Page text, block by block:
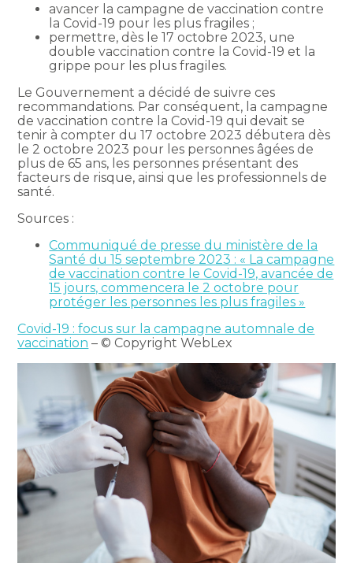
avancer la campagne de vaccination contre
la Covid-19 pour les plus fragiles ;
permettre, dès le 17 octobre 2023, une
double vaccination contre la Covid-19 et la
grippe pour les plus fragiles.
Le Gouvernement a décidé de suivre ces
recommandations. Par conséquent, la campagne
de vaccination contre la Covid-19 qui devait se
tenir à compter du 17 octobre 2023 débutera dès
le 2 octobre 2023 pour les personnes âgées de
plus de 65 ans, les personnes présentant des
facteurs de risque, ainsi que les professionnels de
santé.
Sources :
Communiqué de presse du ministère de la
Santé du 15 septembre 2023 : « La campagne
de vaccination contre le Covid-19, avancée de
15 jours, commencera le 2 octobre pour
protéger les personnes les plus fragiles »
Covid-19 : focus sur la campagne automnale de
vaccination – © Copyright WebLex